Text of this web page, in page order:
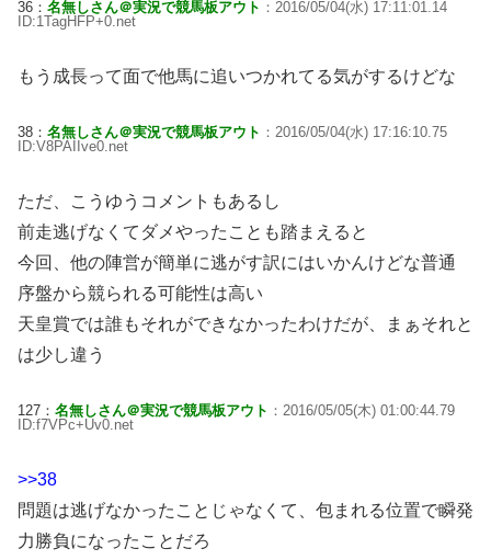
36： 名無しさん＠実況で競馬板アウト ：2016/05/04(水) 17:11:01.14
ID:1TagHFP+0.net
もう成長って面で他馬に追いつかれてる気がするけどな
38： 名無しさん＠実況で競馬板アウト ：2016/05/04(水) 17:16:10.75
ID:V8PAIIve0.net
ただ、こうゆうコメントもあるし
前走逃げなくてダメやったことも踏まえると
今回、他の陣営が簡単に逃がす訳にはいかんけどな普通
序盤から競られる可能性は高い
天皇賞では誰もそれができなかったわけだが、まぁそれと
は少し違う
127： 名無しさん＠実況で競馬板アウト ：2016/05/05(木) 01:00:44.79
ID:f7VPc+Uv0.net
>>38
問題は逃げなかったことじゃなくて、包まれる位置で瞬発
力勝負になったことだろ